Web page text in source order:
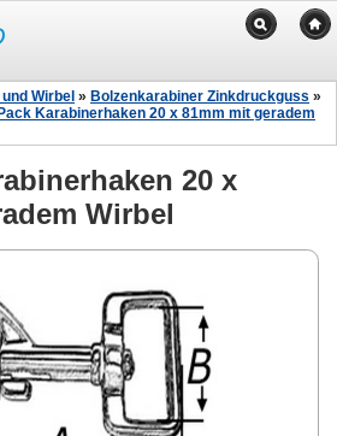
Wirbel » Bolzenkarabiner Zinkdruckguss »
Karabinerhaken 20 x 81mm mit geradem
20 x
Wirbel